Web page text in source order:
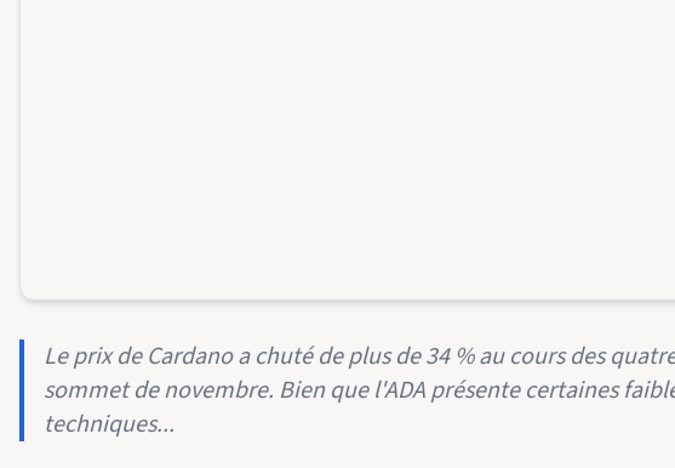
Le prix de Cardano a chuté de plus de 34 % au cours des
sommet de novembre. Bien que l'ADA présente certaines
techniques...